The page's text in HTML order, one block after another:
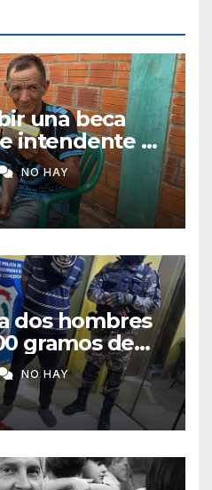
una beca
intendente y
para
NO HAY
dos hombres
gramos de
en
NO HAY